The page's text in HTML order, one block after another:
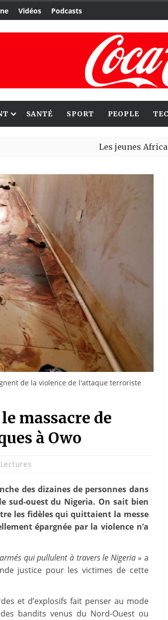
Vidéos Podcasts
SANTÉ SPORT PEOPLE
Les jeunes Africains
de la violence de l'attaque terroriste
massacre de
à Owo
des dizaines de personnes dans
sud-ouest du Nigeria. On sait bien
les fidèles qui quittaient la messe
épargnée par la violence n’a
qui pullulent à travers le Nigeria» a
justice pour les victimes de cette
et d’explosifs fait penser au mode
bandits venus du Nord-Ouest ou